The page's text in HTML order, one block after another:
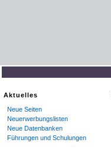
Aktuelles
Neue Seiten
Neuerwerbungslisten
Neue Datenbanken
Führungen und Schulungen